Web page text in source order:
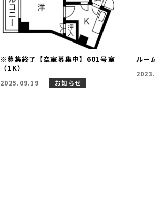
※募集終了【空室募集中】601号室
（1K）
2025.09.19 お知らせ
ルー